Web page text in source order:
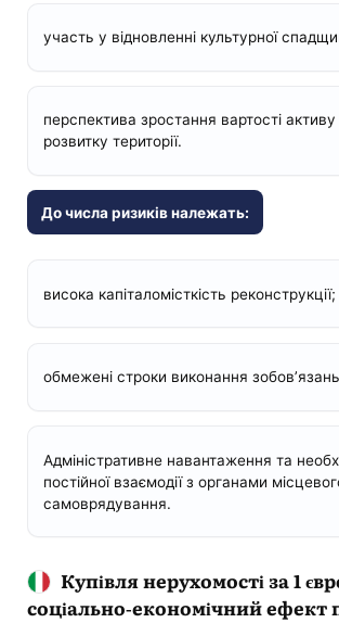
участь у відновленні культурної
перспектива зростання вартості
розвитку території.
До числа ризиків належать:
висока капіталомісткість реконструкції;
обмежені строки виконання
Адміністративне навантаження та
постійної взаємодії з органами
самоврядування.
Купівля нерухомості за 1
соціально-економічний ефект